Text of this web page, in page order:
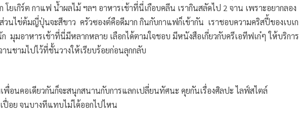
โยเกิร์ต กาแฟ น้ำผลไม้ ฯลฯ อาหารเช้าที่นี่เกือบคลีน เรากินสลัดไป 2 จาน เพราะอยากลอง
นไข่ต้มญี่ปุ่นจะสีขาว ครัวซองต์คือดีมาก กินกับกาแฟก็เข้ากัน เราชอบความคริสปี้ของเบเก
มุมอาหารเช้าที่นี่มีหลากหลาย เลือกได้ตามใจชอบ มีหนังสือเกี่ยวกับครีเอทีฟเก๋ๆ ให้บริการ
นชามไปไว้ที่ชั้นวางให้เรียบร้อยก่อนลุกกลับ
พื่อนคอเดียวกันก็จะสนุกสนานกับการแลกเปลี่ยนทัศนะ คุยกันเรื่องศิลปะ ไลฟ์สไตล์
ปื่อย จนบางทีแทบไม่ได้ออกไปไหน